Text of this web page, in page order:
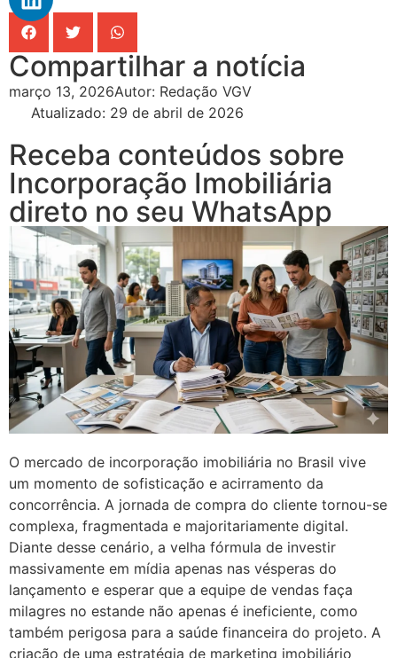
Compartilhar a notícia
março 13, 2026Autor: Redação VGV
Atualizado: 29 de abril de 2026
Receba conteúdos sobre
Incorporação Imobiliária
direto no seu WhatsApp
O mercado de incorporação imobiliária no Brasil vive
um momento de sofisticação e acirramento da
concorrência. A jornada de compra do cliente tornou-se
complexa, fragmentada e majoritariamente digital.
Diante desse cenário, a velha fórmula de investir
massivamente em mídia apenas nas vésperas do
lançamento e esperar que a equipe de vendas faça
milagres no estande não apenas é ineficiente, como
também perigosa para a saúde financeira do projeto. A
criação de uma estratégia de marketing imobiliário